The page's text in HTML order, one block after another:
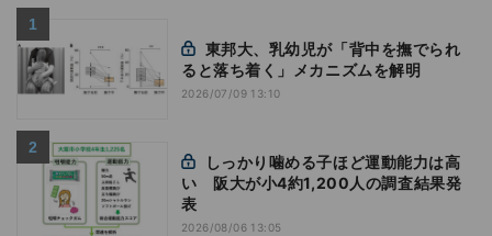
ると落ち着く」メカニズムを解明
2026/07/09 13:10
い 阪大が小4約1,200人の調査結果発
表
2026/08/06 13:05